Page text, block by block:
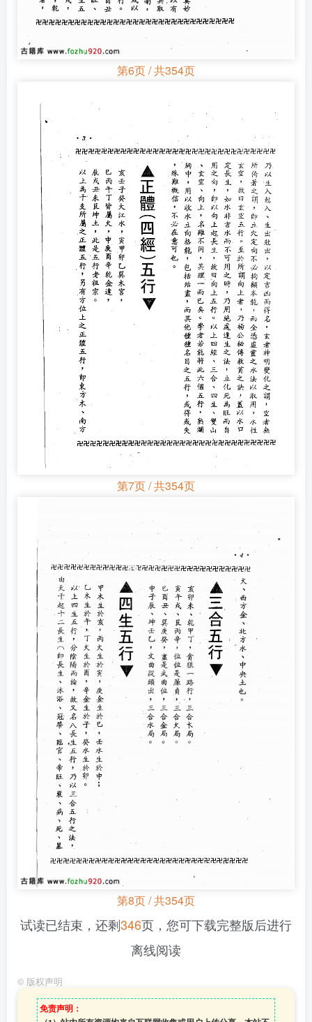
第6页 / 共354页
第7页 / 共354页
第8页 / 共354页
试读已结束，还剩346页，您可下载完整版后进行
离线阅读
© 版权声明
免责声明：